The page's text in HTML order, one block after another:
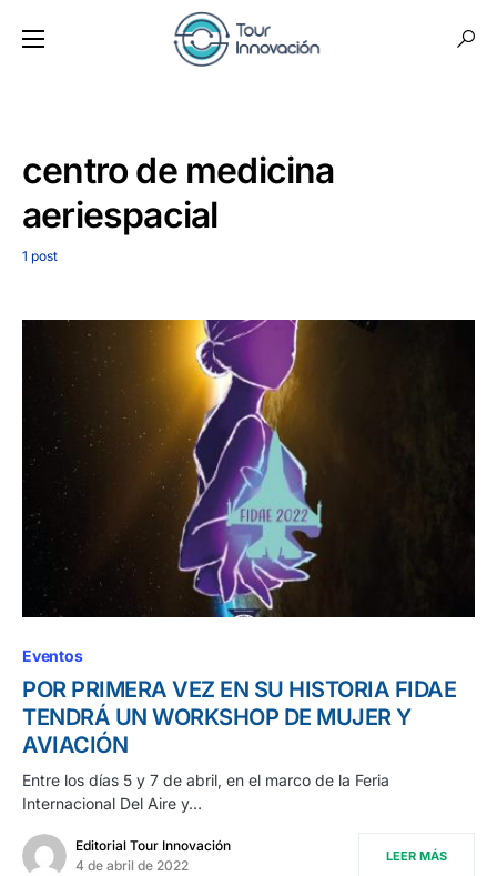
centro de medicina
aeriespacial
1 post
Eventos
POR PRIMERA VEZ EN SU HISTORIA FIDAE
TENDRÁ UN WORKSHOP DE MUJER Y
AVIACIÓN
Entre los días 5 y 7 de abril, en el marco de la Feria
Internacional Del Aire y…
Editorial Tour Innovación
4 de abril de 2022
LEER MÁS